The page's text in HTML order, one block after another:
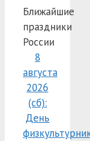
Ближайшие
праздники
России
8
августа
2026
(сб):
День